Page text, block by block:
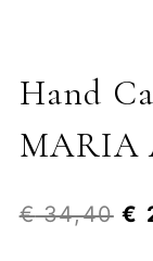
Hand
MARIA
€34,40 €